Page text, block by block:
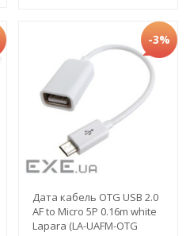
-3%
Дата кабель OTG USB 2.0
AF to Micro 5P 0.16m white
Lapara (LA-UAFM-OTG